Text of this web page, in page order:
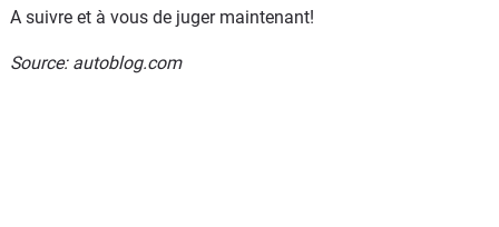
A suivre et à vous de juger maintenant!
Source: autoblog.com